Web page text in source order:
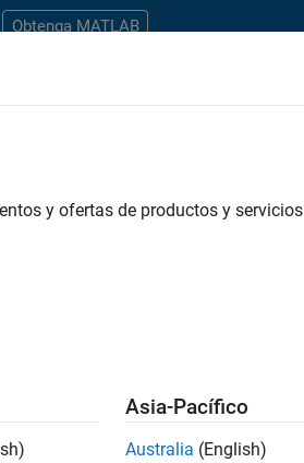
Obtenga MATLAB
Inside Salesy ofertas de productos y servicios
Asia-Pacífico
Australia (English)